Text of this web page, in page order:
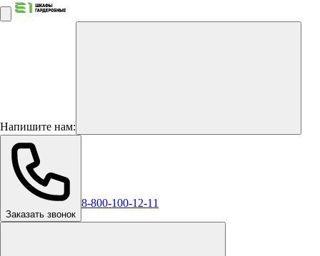
Напишите нам:
Заказать звонок
8-800-100-12-11